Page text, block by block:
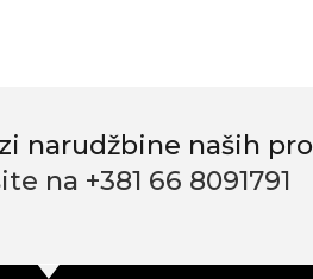
narudžbine naših
na +381 66 8091791